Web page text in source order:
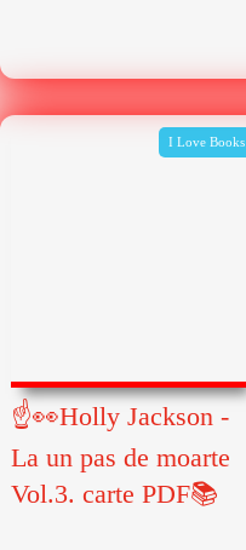
I Love Books
☝👀Holly Jackson -
La un pas de moarte
Vol.3. carte PDF📚